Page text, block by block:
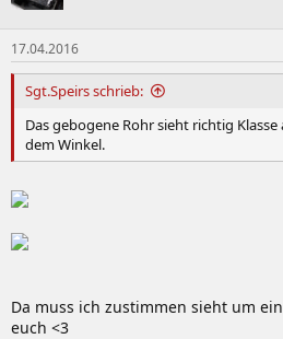
17.04.2016
Sgt.Speirs schrieb:
Das gebogene Rohr sieht richtig
dem Winkel.
Da muss ich zustimmen sieht um
euch <3